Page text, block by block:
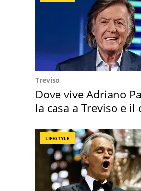
Treviso
Dove vive Adriano
la casa a Treviso e il
LIFESTYLE